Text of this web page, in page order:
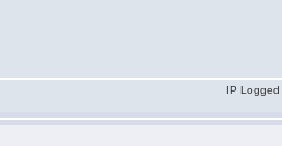
IP Logged